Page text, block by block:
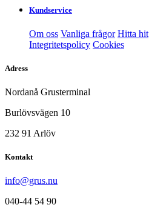
Kundservice
Om oss Vanliga frågor Hitta hit
Integritetspolicy Cookies
Adress
Nordanå Grusterminal
Burlövsvägen 10
232 91 Arlöv
Kontakt
info@grus.nu
040-44 54 90